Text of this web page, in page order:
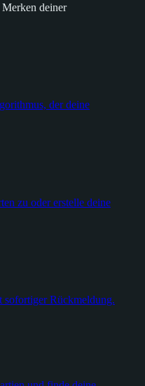
deiner
der deine
zu oder erstelle deine
sofortiger Rückmeldung.